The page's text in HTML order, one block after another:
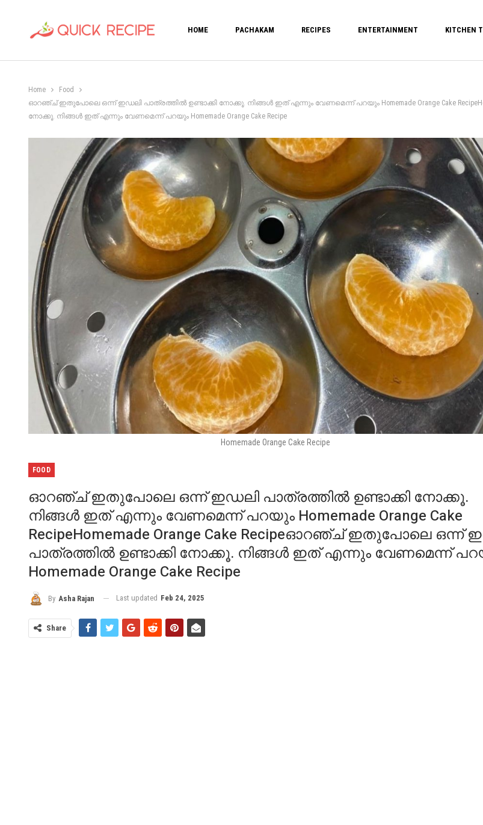
HOME PACHAKAM RECIPES ENTERTAINMENT KITCHEN
Home
Food
ഓറഞ്ച് ഇതുപോലെ ഒന്ന് ഇഡലി പാത്രത്തിൽ ഉണ്ടാക്കി നോക്കൂ. നിങ്ങൾ ഇത് എന്നും വേണമെന്ന് പറയും Homemade Orange Cake
നോക്കൂ. നിങ്ങൾ ഇത് എന്നും വേണമെന്ന് പറയും Homemade Orange Cake Recipe
Homemade Orange Cake Recipe
FOOD
ഓറഞ്ച് ഇതുപോലെ ഒന്ന് ഇഡലി പാത്രത്തിൽ ഉണ്ടാക്കി നോക്കൂ.
നിങ്ങൾ ഇത് എന്നും വേണമെന്ന് പറയും Homemade Orange Cake
RecipeHomemade Orange Cake Recipeഓറഞ്ച് ഇതുപോലെ ഒന്ന്
പാത്രത്തിൽ ഉണ്ടാക്കി നോക്കൂ. നിങ്ങൾ ഇത് എന്നും വേണമെന്ന്
Homemade Orange Cake Recipe
By Asha Rajan Last updated Feb 24, 2025
Share